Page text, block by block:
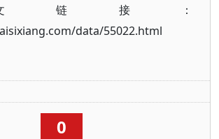
链接：
data/55022.html
0